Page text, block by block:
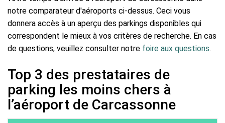
notre comparateur d'aéroports ci-dessus. Ceci vous
donnera accès à un aperçu des parkings disponibles qui
correspondent le mieux à vos critères de recherche. En cas
de questions, veuillez consulter notre foire aux questions.
Top 3 des prestataires de
parking les moins chers à
l’aéroport de Carcassonne